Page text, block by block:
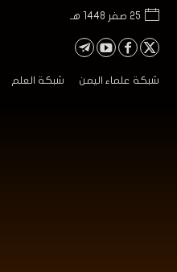
25 صفر 1448 هـ
شبكة علماء اليمن شبكة العلم